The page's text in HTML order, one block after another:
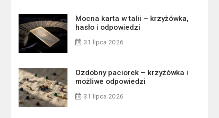
Mocna karta w talii – krzyżówka,
hasło i odpowiedzi
31 lipca 2026
Ozdobny paciorek – krzyżówka i
możliwe odpowiedzi
31 lipca 2026